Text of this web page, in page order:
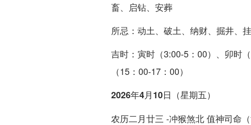
畜、启钻、安葬
所忌：动土、破土、纳财、掘井、
吉时：寅时（3:00-5：00）、卯时
（15：00-17：00）
2026年4月10日（星期五）
农历二月廿三 -冲猴煞北 值神司命